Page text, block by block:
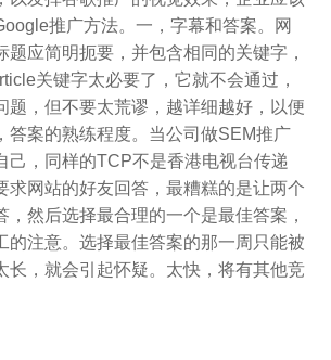
推广方法。一，字幕和答案。网
题应简明扼要，并包含相同的关键字，
关键字太必要了，它就不会通过，
题，但不要太荒谬，越详细越好，以便
答案的熟练程度。当公司做SEM推广
己，同样的TCP不是香港电视台传递
求网站的好友回答，最糟糕的是让两个
，然后选择最合理的一个是最佳答案，
的注意。选择最佳答案的那一周只能被
长，就会引起怀疑。太快，将有其他竞